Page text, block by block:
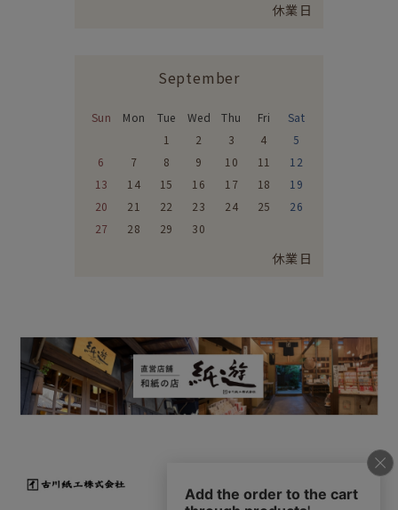
休業日
September
Sun Mon Tue Wed Thu Fri
Sat
1
2 3 4
5
6
7 8 9 10 11
12
13
14 15 16 17 18
19
20
21 22 23 24 25
26
27
28 29 30
休業日